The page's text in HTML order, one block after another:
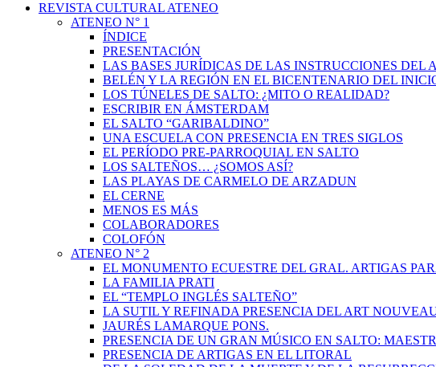
REVISTA CULTURAL ATENEO
ATENEO N° 1
ÍNDICE
PRESENTACIÓN
LAS BASES JURÍDICAS DE LAS INSTRUCCIONES DEL
BELÉN Y LA REGIÓN EN EL BICENTENARIO DEL
LOS TÚNELES DE SALTO: ¿MITO O REALIDAD?
ESCRIBIR EN ÁMSTERDAM
EL SALTO “GARIBALDINO”
UNA ESCUELA CON PRESENCIA EN TRES SIGLOS
EL PERÍODO PRE-PARROQUIAL EN SALTO
LOS SALTEÑOS… ¿SOMOS ASÍ?
LAS PLAYAS DE CARMELO DE ARZADUN
EL CERNE
MENOS ES MÁS
COLABORADORES
COLOFÓN
ATENEO N° 2
EL MONUMENTO ECUESTRE DEL GRAL. ARTIGAS
LA FAMILIA PRATI
EL “TEMPLO INGLÉS SALTEÑO”
LA SUTIL Y REFINADA PRESENCIA DEL ART
JAURÉS LAMARQUE PONS.
PRESENCIA DE UN GRAN MÚSICO EN SALTO:
PRESENCIA DE ARTIGAS EN EL LITORAL